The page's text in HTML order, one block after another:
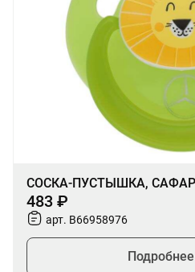
СОСКА-ПУСТЫШКА,
483 ₽
арт. B66958976
Подробнее